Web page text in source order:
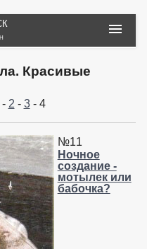
ФОТО, ИСТОРИИ
Красивые
- 2 - 3- 4
№11
Ночное
создание -
мотылек или
бабочка?